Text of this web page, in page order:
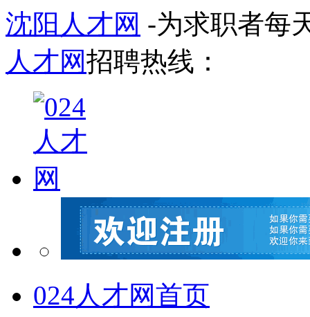
沈阳人才网 -为求职者每
人才网招聘热线：
024人才网首页